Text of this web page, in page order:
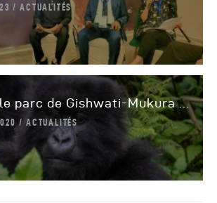
ACTUALITÉS
le parc de Gishwati-Mukura ...
ACTUALITÉS